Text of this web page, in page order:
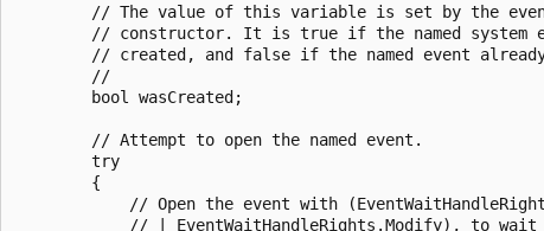
// The value of this variable is set by the
// constructor. It is true if the named system
// created, and false if the named event
        //
        bool wasCreated;
        // Attempt to open the named event.
        try
        {
// Open the event with
// | EventWaitHandleRights.Modify), to wait